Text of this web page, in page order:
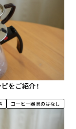
をご紹介！
コーヒー器具のはなし